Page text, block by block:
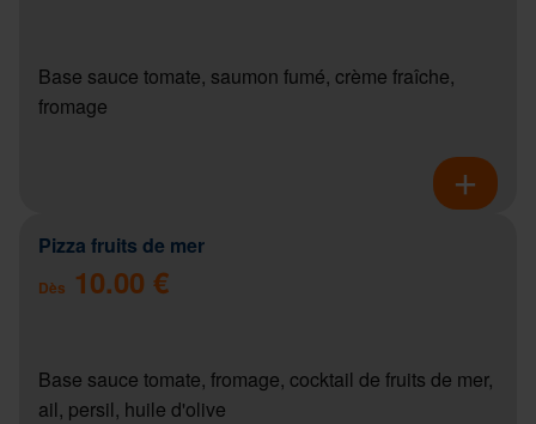
Base sauce tomate, saumon fumé, crème fraîche,
fromage
Pizza fruits de mer
Dès 10.00 €
Base sauce tomate, fromage, cocktail de fruits de mer,
ail, persil, huile d'olive